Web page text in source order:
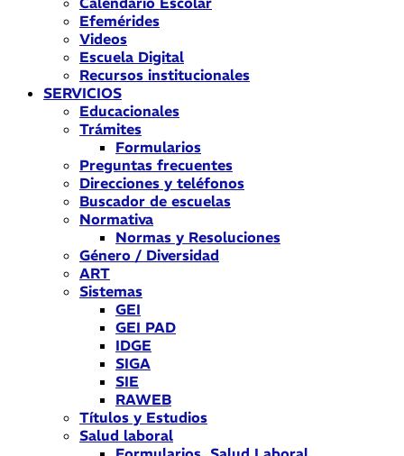
Efemérides
Videos
Escuela Digital
Recursos institucionales
SERVICIOS
Educacionales
Trámites
Formularios
Preguntas frecuentes
Direcciones y teléfonos
Buscador de escuelas
Normativa
Normas y Resoluciones
Género / Diversidad
ART
Sistemas
GEI
GEI PAD
IDGE
SIGA
SIE
RAWEB
Títulos y Estudios
Salud laboral